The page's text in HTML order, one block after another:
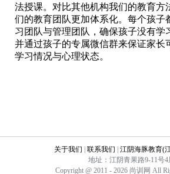
法授课。对比其他机构我们的教育方
们的教育团队更加体系化。每个孩子
习团队与管理团队，确保孩子没有学
并通过孩子的专属微信群来保证家长
学习情况与心理状态。
关于我们 | 联系我们 | 江阴海豚教育(
地址：江阴青果路9-11号4
Copyright @ 2011 - 2026 尚训网 All